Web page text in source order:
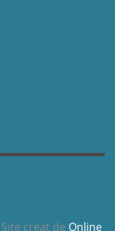
creat de Online